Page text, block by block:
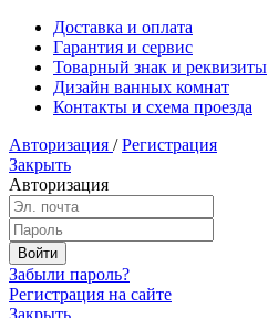
Доставка и оплата
Гарантия и сервис
Товарный знак и реквизиты
Дизайн ванных комнат
Контакты и схема проезда
Авторизация / Регистрация
Закрыть
Авторизация
Забыли пароль?
Регистрация на сайте
Закрыть